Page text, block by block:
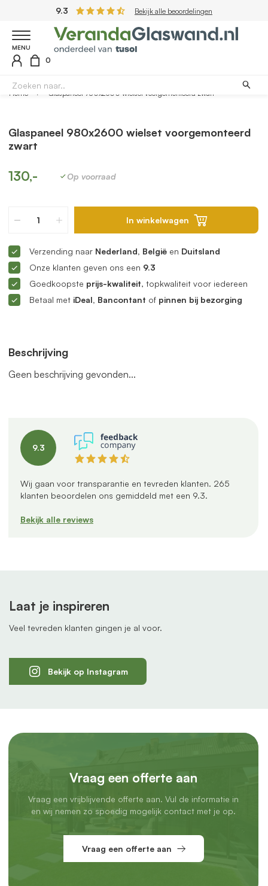
9.3 Bekijk alle beoordelingen
MENU
0
Home Glaspaneel 980x2600 wielset voorgemonteerd zwart
Beschrijving
Geen beschrijving gevonden...
9.3
Wij gaan voor transparantie en tevreden klanten. 265
klanten beoordelen ons gemiddeld met een 9.3.
Bekijk alle reviews
Glaspaneel 980x2600 wielset voorgemonteerd
zwart
130,- Op voorraad
In winkelwagen
Verzending naar Nederland, België en Duitsland
Onze klanten geven ons een 9.3
Goedkoopste prijs-kwaliteit, topkwaliteit voor iedereen
Betaal met iDeal, Bancontant of pinnen bij bezorging
Laat je inspireren
Veel tevreden klanten gingen je al voor.
Bekijk op Instagram
Vraag een offerte aan
Vraag een vrijblijvende offerte aan. Vul de informatie in
en wij nemen zo spoedig mogelijk contact met je op.
Vraag een offerte aan